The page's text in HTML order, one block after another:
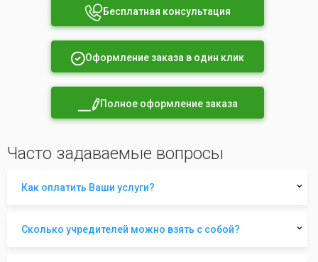
Бесплатная консультация
Оформление заказа в один клик
Полное оформление заказа
Часто задаваемые вопросы
Как оплатить Ваши услуги?
Сколько учредителей можно взять с собой?